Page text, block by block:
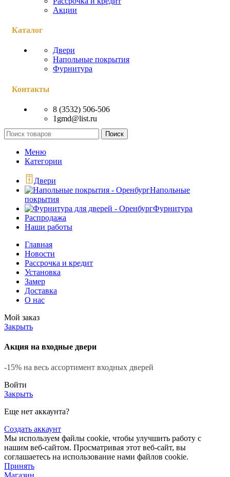
Акции
Каталог
Двери
Напольные покрытия
Фурнитура
Контакты
8 (3532) 506-506
1gmd@list.ru
Поиск
Меню
Категории
Двери
Напольные
покрытия
Фурнитура
Распродажа
Наши работы
Главная
Новости
Рассрочка и кредит
Установка
Замер
Доставка
О нас
Мой заказ
Закрыть
Акция на входные двери
-15% на весь ассортимент входных дверей
Войти
Закрыть
Еще нет аккаунта?
Создать аккаунт
Мы используем файлы cookie, чтобы улучшить работу с
нашим веб-сайтом. Просматривая этот веб-сайт, вы
соглашаетесь на использование нами файлов cookie.
Принять
Магазин